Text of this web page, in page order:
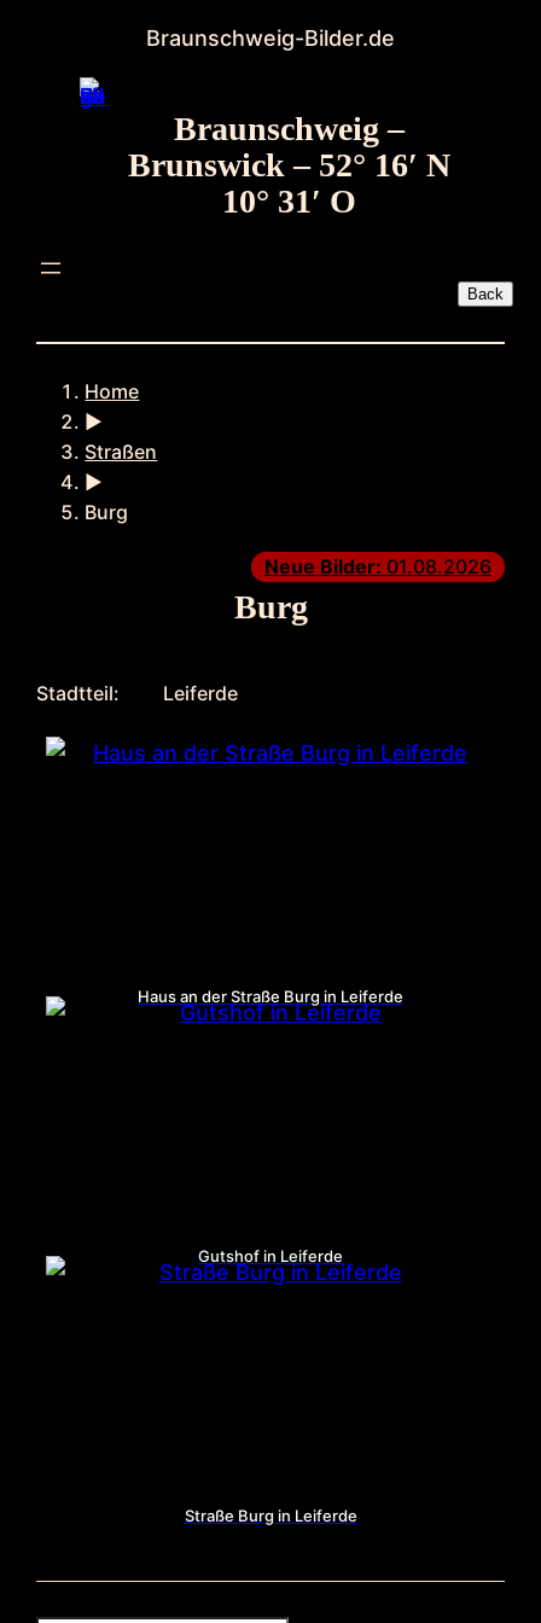
springen
Braunschweig-Bilder.de
Braunschweig –
Brunswick – 52° 16′ N
10° 31′ O
Home
►
Straßen
►
Burg
Neue Bilder: 01.08.2026
Burg
Stadtteil: Leiferde
Haus an der Straße Burg in Leiferde
Gutshof in Leiferde
Straße Burg in Leiferde